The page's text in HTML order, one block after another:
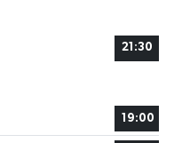
21:30
19:00